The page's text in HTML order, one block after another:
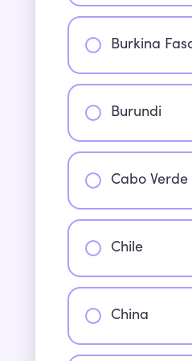
Burkina
Burundi
Cabo Verde
Chile
China